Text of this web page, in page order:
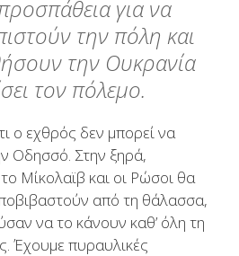
για να
την πόλη και
την Ουκρανία
τον πόλεμο.
ο εχθρός δεν μπορεί να
Οδησσό. Στην ξηρά,
Μίκολαϊβ και οι Ρώσοι θα
από τη θάλασσα,
να το κάνουν καθ’ όλη τη
Έχουμε πυραυλικές